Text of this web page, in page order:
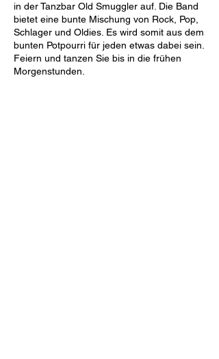
in der Tanzbar Old Smuggler auf. Die Band
bietet eine bunte Mischung von Rock, Pop,
Schlager und Oldies. Es wird somit aus dem
bunten Potpourri für jeden etwas dabei sein.
Feiern und tanzen Sie bis in die frühen
Morgenstunden.